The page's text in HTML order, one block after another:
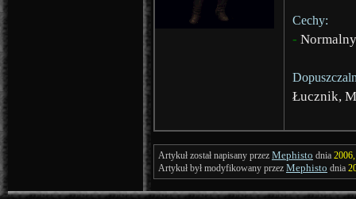
Cechy:
-
Łucznik,
Artykuł został napisany przez Mephisto dnia
Artykuł był modyfikowany przez Mephisto dnia